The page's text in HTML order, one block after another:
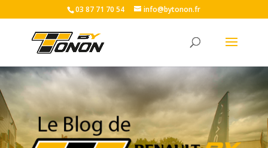
03 87 71 70 54 info@bytonon.fr